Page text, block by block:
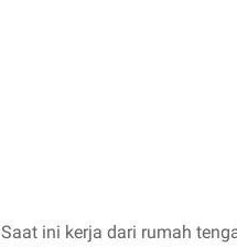
Saat ini kerja dari rumah